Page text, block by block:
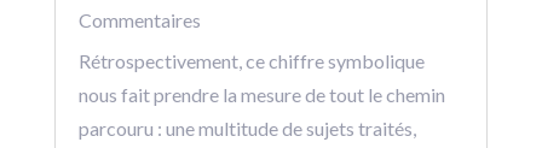
Commentaires
Rétrospectivement, ce chiffre symbolique
nous fait prendre la mesure de tout le chemin
parcouru : une multitude de sujets traités,